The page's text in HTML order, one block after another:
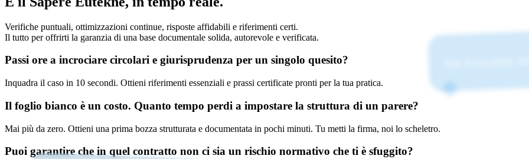
Verifiche puntuali, ottimizzazioni continue, risposte affidabili e riferimenti certi.
Il tutto per offrirti la garanzia di una base documentale solida, autorevole e verificata.
Passi ore a incrociare circolari e giurisprudenza per un singolo quesito?
Inquadra il caso in 10 secondi. Ottieni riferimenti essenziali e prassi certificate pronti per la tua pratica.
Il foglio bianco è un costo. Quanto tempo perdi a impostare la struttura di un parere?
Mai più da zero. Ottieni una prima bozza strutturata e documentata in pochi minuti. Tu metti la firma, noi lo scheletro.
Puoi garantire che in quel contratto non ci sia un rischio normativo che ti è sfuggito?